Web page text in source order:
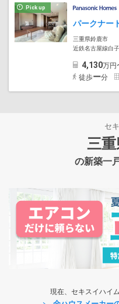
Pick up
三重県鈴鹿市
近鉄名古屋線白
4,130万円
徒歩ー分
セ
三
の新築一
現在、セキスイハイ